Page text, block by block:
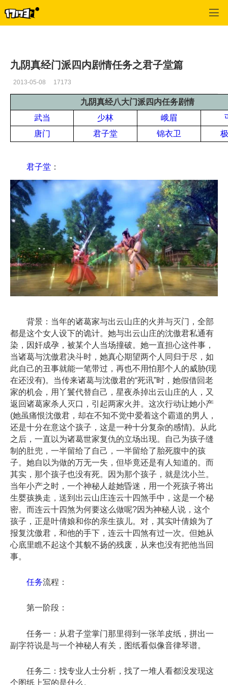
九阴真经门派四内剧情任务之君子堂篇
2013-05-08 17173
九阴真经八大门派四内任务剧情
武当
少林 峨眉
唐门
君子堂 锦衣卫
君子堂 ：
背景：当年的诸葛家与出云山庄的火并与灭门，全部
都是这个女人设下的诡计。她与出云山庄的沈傲君私通有
染，因奸成孕，被某个人当场撞破。她一直担心这件事，
当诸葛与沈傲君决斗时，她真心期望两个人同归于尽，如
此自己的丑事就能一笔带过，再也不用怕那个人的威胁(现
在还没有)。当传来诸葛与沈傲君的“死讯”时，她假借回老
家的机会，用丫鬟代替自己，星夜杀掉出云山庄的人，又
返回诸葛家杀人灭口，引起两家火并。这次行动让她小产
(她虽痛恨沈傲君，却在不知不觉中爱着这个霸道的男人，
还是十分在意这个孩子，这是一种十分复杂的感情)。从此
之后，一直以为诸葛世家复仇的立场出现。自己为孩子缝
制的肚兜，一半留给了自己，一半留给了胎死腹中的孩
子。她自以为做的万无一失，但毕竟还是有人知道的。而
其实，那个孩子也没有死。因为那个孩子，就是沈小兰。
当年小产之时，一个神秘人趁她昏迷，用一个死孩子将出
生婴孩换走，送到出云山庄连云十四煞手中，这是一个秘
密。而连云十四煞为何要这么做呢?因为神秘人说，这个
孩子，正是叶倩娘和你的亲生孩儿。对，其实叶倩娘为了
报复沈傲君，和他的手下，连云十四煞有过一次。但她从
心底里瞧不起这个其貌不扬的残废，从来也没有把他当回
事。
任务流程：
第一阶段：
任务一：从君子堂掌门那里得到一张羊皮纸，拼出一
副字符说是与一个神秘人有关，图纸看似像音律琴谱。
任务二：找专业人士分析，找了一堆人看都没发现这
个图纸上写的是什么。